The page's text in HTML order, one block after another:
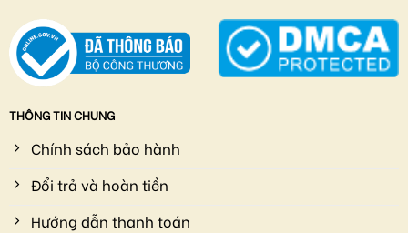
THÔNG TIN CHUNG
Chính sách bảo hành
Đổi trả và hoàn tiền
Hướng dẫn thanh toán